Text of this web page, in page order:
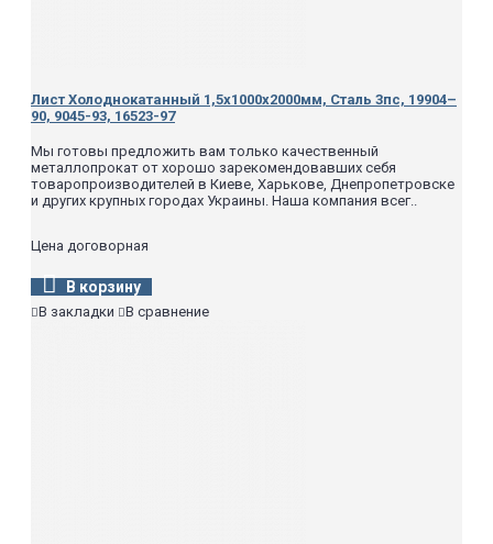
Лист Холоднокатанный 1,5х1000х2000мм, Сталь 3пс, 19904–
90, 9045-93, 16523-97
Мы готовы предложить вам только качественный
металлопрокат от хорошо зарекомендовавших себя
товаропроизводителей в Киеве, Харькове, Днепропетровске
и других крупных городах Украины. Наша компания всег..
Цена договорная
В корзину
В закладки В сравнение